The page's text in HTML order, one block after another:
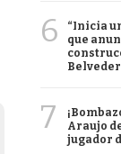
6
“Inicia
que
7
Araujo
jugador